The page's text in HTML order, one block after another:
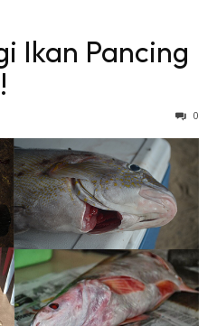
Ikan Pancing
0